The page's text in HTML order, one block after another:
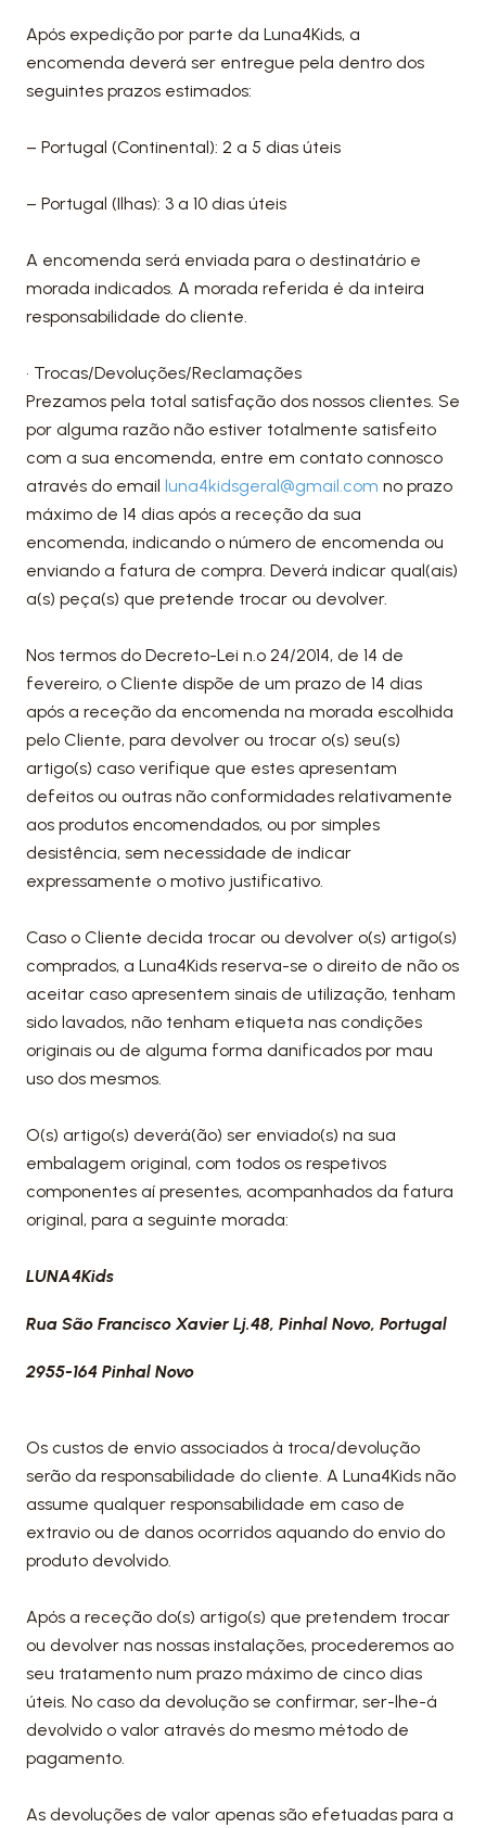
Após expedição por parte da Luna4Kids, a
encomenda deverá ser entregue pela dentro dos
seguintes prazos estimados:
– Portugal (Continental): 2 a 5 dias úteis
– Portugal (Ilhas): 3 a 10 dias úteis
A encomenda será enviada para o destinatário e
morada indicados. A morada referida é da inteira
responsabilidade do cliente.
• Trocas/Devoluções/Reclamações
Prezamos pela total satisfação dos nossos clientes. Se
por alguma razão não estiver totalmente satisfeito
com a sua encomenda, entre em contato connosco
através do email luna4kidsgeral@gmail.com no prazo
máximo de 14 dias após a receção da sua
encomenda, indicando o número de encomenda ou
enviando a fatura de compra. Deverá indicar qual(ais)
a(s) peça(s) que pretende trocar ou devolver.
Nos termos do Decreto-Lei n.º 24/2014, de 14 de
fevereiro, o Cliente dispõe de um prazo de 14 dias
após a receção da encomenda na morada escolhida
pelo Cliente, para devolver ou trocar o(s) seu(s)
artigo(s) caso verifique que estes apresentam
defeitos ou outras não conformidades relativamente
aos produtos encomendados, ou por simples
desistência, sem necessidade de indicar
expressamente o motivo justificativo.
Caso o Cliente decida trocar ou devolver o(s) artigo(s)
comprados, a Luna4Kids reserva-se o direito de não os
aceitar caso apresentem sinais de utilização, tenham
sido lavados, não tenham etiqueta nas condições
originais ou de alguma forma danificados por mau
uso dos mesmos.
O(s) artigo(s) deverá(ão) ser enviado(s) na sua
embalagem original, com todos os respetivos
componentes aí presentes, acompanhados da fatura
original, para a seguinte morada:
LUNA4Kids
Rua São Francisco Xavier Lj.48, Pinhal Novo, Portugal
2955-164 Pinhal Novo
Os custos de envio associados à troca/devolução
serão da responsabilidade do cliente. A Luna4Kids não
assume qualquer responsabilidade em caso de
extravio ou de danos ocorridos aquando do envio do
produto devolvido.
Após a receção do(s) artigo(s) que pretendem trocar
ou devolver nas nossas instalações, procederemos ao
seu tratamento num prazo máximo de cinco dias
úteis. No caso da devolução se confirmar, ser-lhe-á
devolvido o valor através do mesmo método de
pagamento.
As devoluções de valor apenas são efetuadas para a